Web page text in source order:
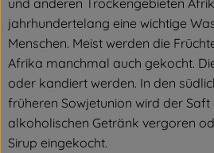
jahrhundertelang eine wichtige
Menschen. Meist werden die
Afrika manchmal auch gekocht.
oder kandiert werden. In den
früheren Sowjetunion wird der Saft
alkoholischen Getränk vergoren
Sirup eingekocht.